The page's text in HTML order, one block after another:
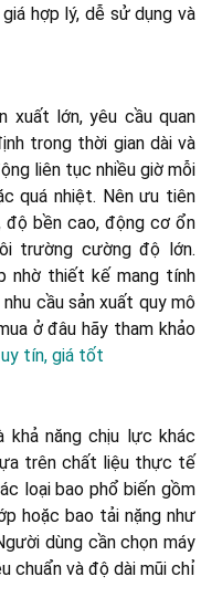
hợp lý, dễ sử dụng và
xuất lớn, yêu cầu quan
trong thời gian dài và
liên tục nhiều giờ mỗi
quá nhiệt. Nên ưu tiên
bền cao, động cơ ổn
trường cường độ lớn.
nhờ thiết kế mang tính
cầu sản xuất quy mô
ở đâu hãy tham khảo
uy tín, giá tốt
năng chịu lực khác
trên chất liệu thực tế
loại bao phổ biến gồm
hoặc bao tải nặng như
dùng cần chọn máy
chuẩn và độ dài mũi chỉ